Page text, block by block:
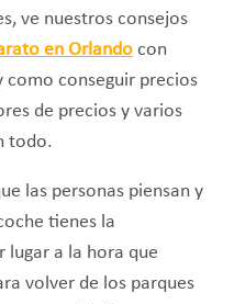
ve nuestros consejos
en Orlandocon
como conseguir precios
de precios y varios
todo.
las personas piensan y
tienes la
lugar a la hora que
volver de los parques